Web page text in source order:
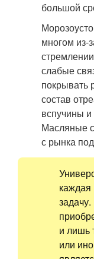
большой
многом из-
слабые
покрывать
состав
вспучины
Масляные
с рынка
и лишь
или